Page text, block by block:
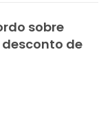
sobre
de